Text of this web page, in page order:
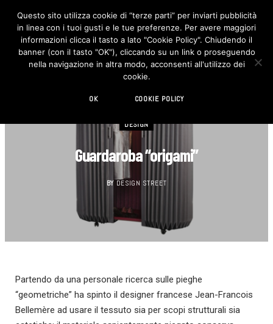
F
c
e
b
o
I
n
s
t
DESIGN
Guardaroba “origami”
BY DESIGN STREET
Partendo da una personale ricerca sulle pieghe
“geometriche” ha spinto il designer francese Jean-Francois
Bellemère ad usare il tessuto sia per scopi strutturali sia
Questo sito utilizza cookie di “terze parti” per inviarti pubblicità
in linea con i tuoi gusti e le tue preferenze. Per avere maggiori
informazioni clicca il tasto a lato "Cookie Policy". Chiudendo il
banner (con il tasto "OK"), cliccando su un link o proseguendo
nella navigazione in altra modo, acconsenti all'utilizzo dei
cookie.
OK COOKIE POLICY